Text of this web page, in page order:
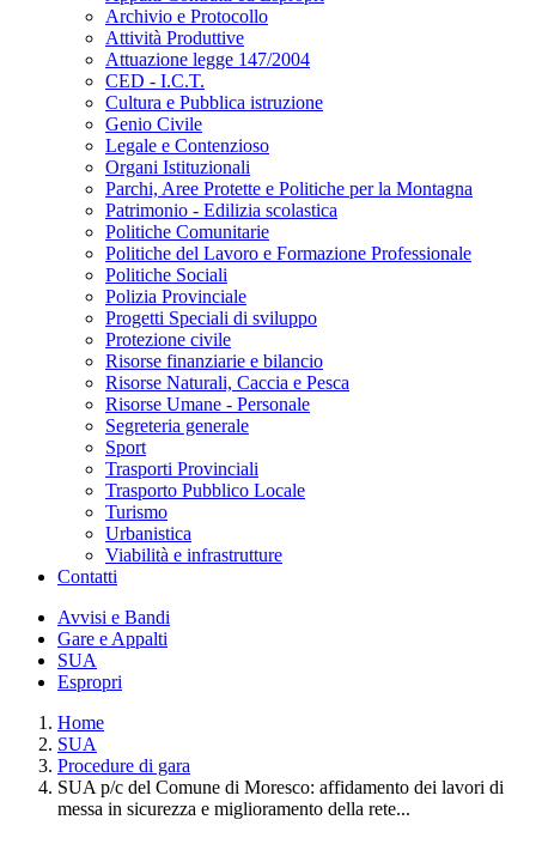
Archivio e Protocollo
Attività Produttive
Attuazione legge 147/2004
CED - I.C.T.
Cultura e Pubblica istruzione
Genio Civile
Legale e Contenzioso
Organi Istituzionali
Parchi, Aree Protette e Politiche per la Montagna
Patrimonio - Edilizia scolastica
Politiche Comunitarie
Politiche del Lavoro e Formazione Professionale
Politiche Sociali
Polizia Provinciale
Progetti Speciali di sviluppo
Protezione civile
Risorse finanziarie e bilancio
Risorse Naturali, Caccia e Pesca
Risorse Umane - Personale
Segreteria generale
Sport
Trasporti Provinciali
Trasporto Pubblico Locale
Turismo
Urbanistica
Viabilità e infrastrutture
Contatti
Avvisi e Bandi
Gare e Appalti
SUA
Espropri
Home
SUA
Procedure di gara
SUA p/c del Comune di Moresco: affidamento dei lavori di
messa in sicurezza e miglioramento della rete...